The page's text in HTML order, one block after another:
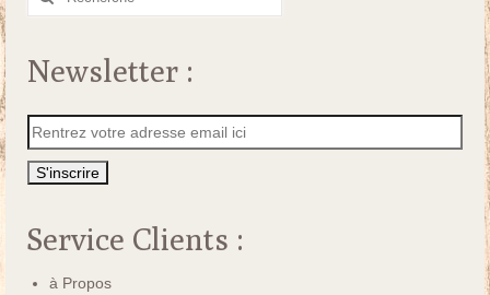
Newsletter :
Service Clients :
à Propos